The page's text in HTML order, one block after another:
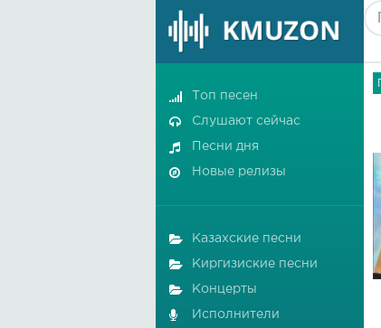
Топ песен
Слушают сейчас
Песни дня
Новые релизы
Казахские песни
Киргизиские песни
Концерты
Исполнители